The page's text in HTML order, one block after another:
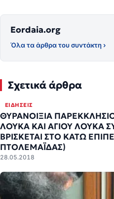
Eordaia.org
Όλα τα άρθρα του συντάκτη ›
Σχετικά άρθρα
ΕΙΔΉΣΕΙΣ
ΘΥΡΑΝΟΙΞΙΑ
ΛΟΥΚΑ ΚΑΙ ΑΓΙΟΥ ΛΟΥΚΑ
ΒΡΙΣΚΕΤΑΙ ΣΤΟ ΚΑΤΩ
ΠΤΟΛΕΜΑΪΔΑΣ)
28.05.2018